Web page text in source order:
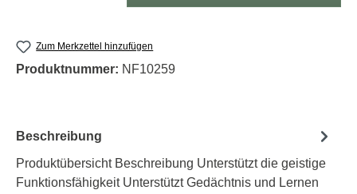
Zum Merkzettel hinzufügen
Produktnummer: NF10259
Beschreibung
Produktübersicht Beschreibung Unterstützt die geistige
Funktionsfähigkeit Unterstützt Gedächtnis und Lernen